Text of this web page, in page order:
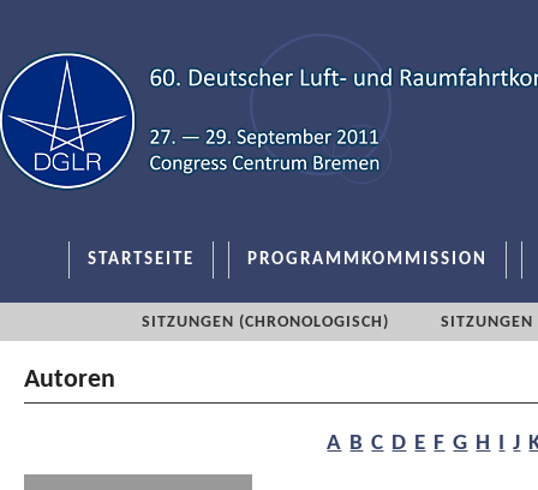
STARTSEITE PROGRAMMKOMMISSION
SITZUNGEN (CHRONOLOGISCH) SITZUNGEN
Autoren
A B C D E F G H I J